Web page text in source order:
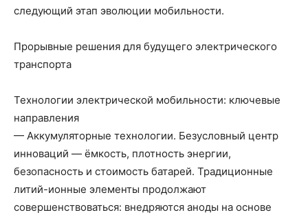
следующий этап эволюции мобильности.
Прорывные решения для будущего электрического
транспорта
Технологии электрической мобильности: ключевые
направления
— Аккумуляторные технологии. Безусловный центр
инноваций — ёмкость, плотность энергии,
безопасность и стоимость батарей. Традиционные
литий-ионные элементы продолжают
совершенствоваться: внедряются аноды на основе